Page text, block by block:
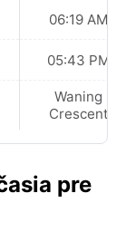
06:19 AM
05:43 PM
Waning
Crescent
pre